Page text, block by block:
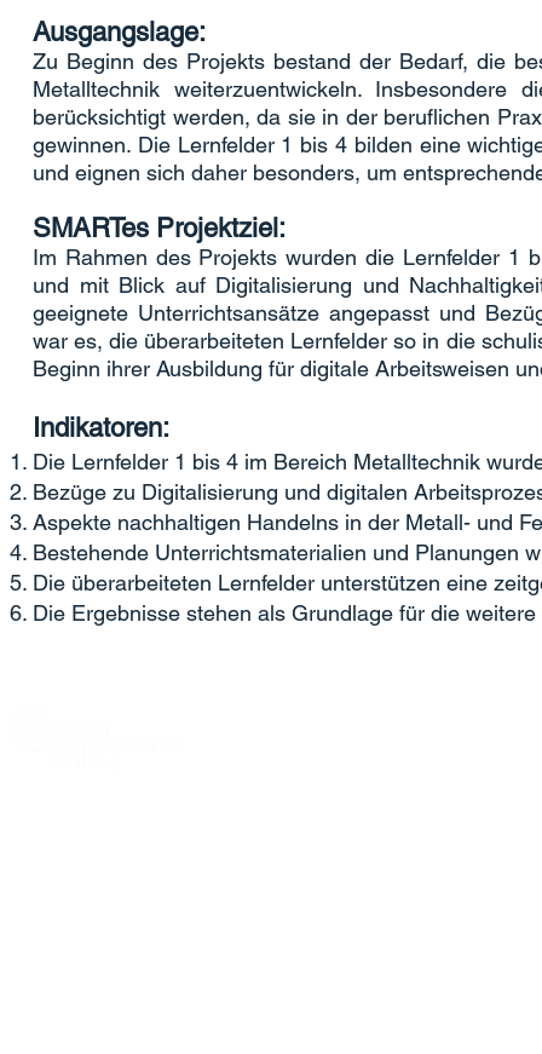
Ausgangslage:
Zu Beginn des Projekts bestand der Bedarf, die
Metalltechnik weiterzuentwickeln. Insbesondere
berücksichtigt werden, da sie in der beruflichen
gewinnen. Die Lernfelder 1 bis 4 bilden eine
und eignen sich daher besonders, um
SMARTes Projektziel:
Im Rahmen des Projekts wurden die Lernfelder 1
und mit Blick auf Digitalisierung und
geeignete Unterrichtsansätze angepasst und
war es, die überarbeiteten Lernfelder so in die
Beginn ihrer Ausbildung für digitale Arbeitsweisen
Indikatoren:
Die Lernfelder 1 bis 4 im Bereich Metalltechnik
Bezüge zu Digitalisierung und digitalen
Aspekte nachhaltigen Handelns in der Metall- und
Bestehende Unterrichtsmaterialien und Planungen
Die überarbeiteten Lernfelder unterstützen eine
Die Ergebnisse stehen als Grundlage für die